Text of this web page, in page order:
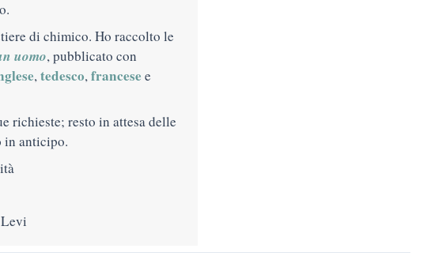
di chimico. Ho raccolto le
uomo, pubblicato con
,tedesco,francese e
richieste; resto in attesa delle
in anticipo.